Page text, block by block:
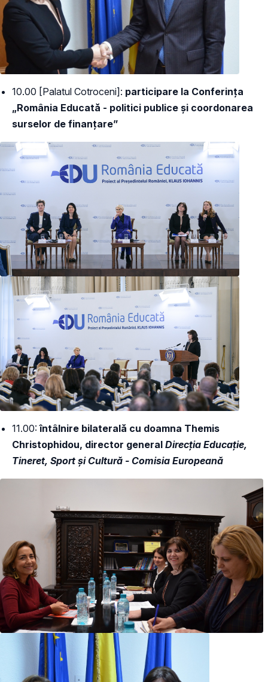
10.00 [Palatul Cotroceni]: participare la Conferința
„România Educată - politici publice și coordonarea
surselor de finanțare”
11.00:întâlnire bilaterală cu doamna Themis
Christophidou, director general Direcția Educație,
Tineret, Sport și Cultură - Comisia Europeană